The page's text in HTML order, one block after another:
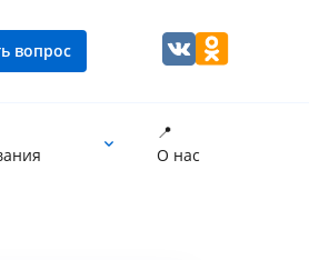
вопрос
📍
О нас